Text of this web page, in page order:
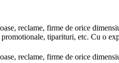
reclame, firme de orice
tiparituri, etc. Cu o
reclame, firme de orice